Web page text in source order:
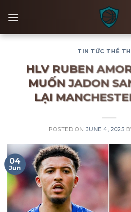
TIN TỨC THỂ
HLV RUBEN
MUỐN JADON
LẠI
POSTED ONJUNE 4, 2025
04
Jun